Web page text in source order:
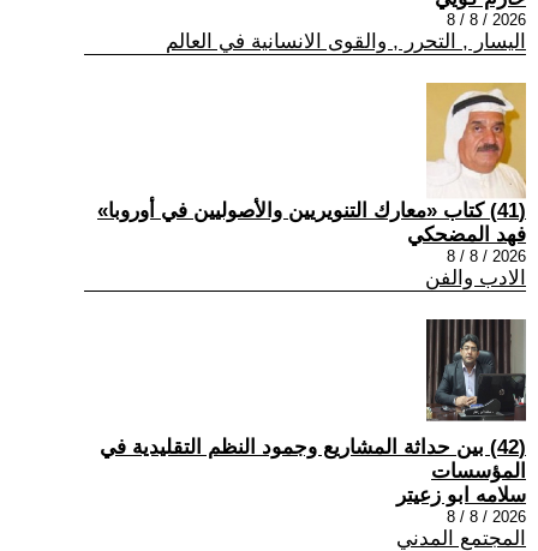
2026 / 8 / 8
اليسار , التحرر , والقوى الانسانية في العالم
(41) كتاب «معارك التنويريين والأصوليين في أوروبا»
فهد المضحكي
2026 / 8 / 8
الادب والفن
(42) بين حداثة المشاريع وجمود النظم التقليدية في
المؤسسات
سلامه ابو زعيتر
2026 / 8 / 8
المجتمع المدني